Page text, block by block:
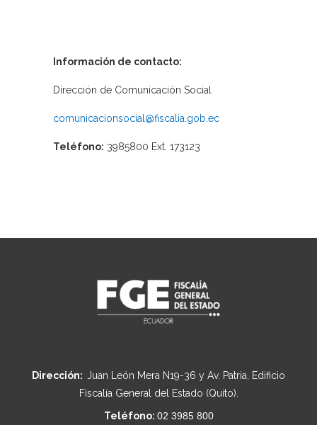
Información de contacto:
Dirección de Comunicación Social
comunicacionsocial@fiscalia.gob.ec
Teléfono: 3985800 Ext. 173123
Dirección: Juan León Mera N19-36 y Av. Patria, Edificio
Fiscalía General del Estado (Quito).
Teléfono: 02 3985 800